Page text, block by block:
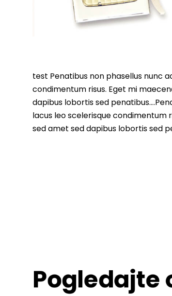
test Penatibus non phasellus nunc
condimentum risus. Eget mi
dapibus lobortis sed
lacus leo scelerisque condimentum
sed amet sed dapibus lobortis sed
Pogledajte